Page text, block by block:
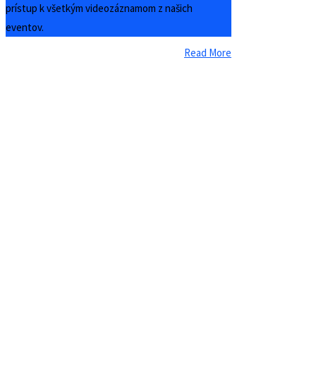
prístup k všetkým videozáznamom z našich
eventov.
Read More